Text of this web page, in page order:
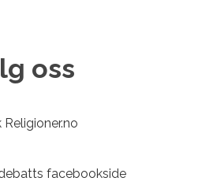
oss
Religioner.no
facebookside